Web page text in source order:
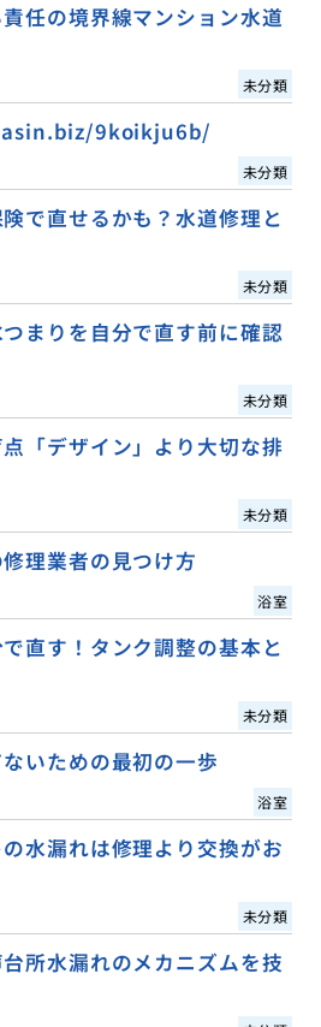
任の境界線マンション水道
未分類
9koikju6b/
未分類
で直せるかも？水道修理と
未分類
まりを自分で直す前に確認
未分類
「デザイン」より大切な排
未分類
理業者の見つけ方
浴室
直す！タンク調整の基本と
未分類
いための最初の一歩
浴室
水漏れは修理より交換がお
未分類
所水漏れのメカニズムを技